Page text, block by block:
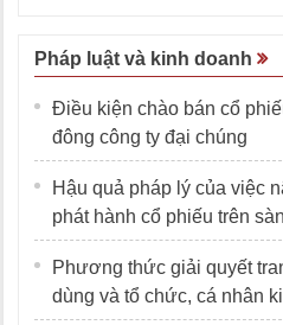
Pháp luật và kinh doanh
Điều kiện chào bán cổ
đông công ty đại chúng
Hậu quả pháp lý của việc
phát hành cổ phiếu trên
Phương thức giải quyết
dùng và tổ chức, cá nhân